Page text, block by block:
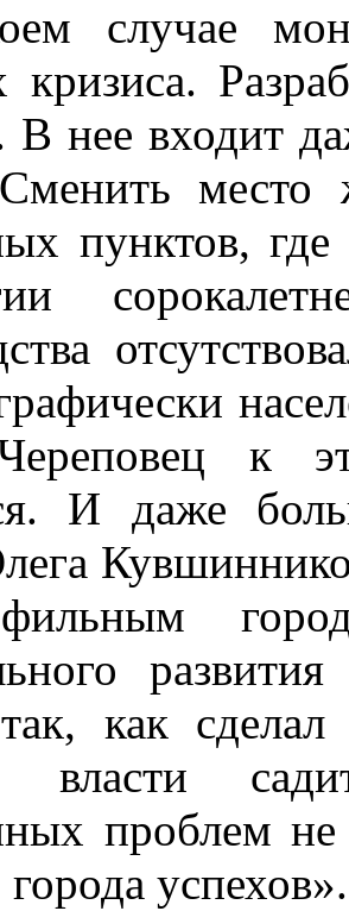
случае
кризиса.
В нее входит
место
пунктов,
к
И даже
так, как
власти
проблем
города успехов».